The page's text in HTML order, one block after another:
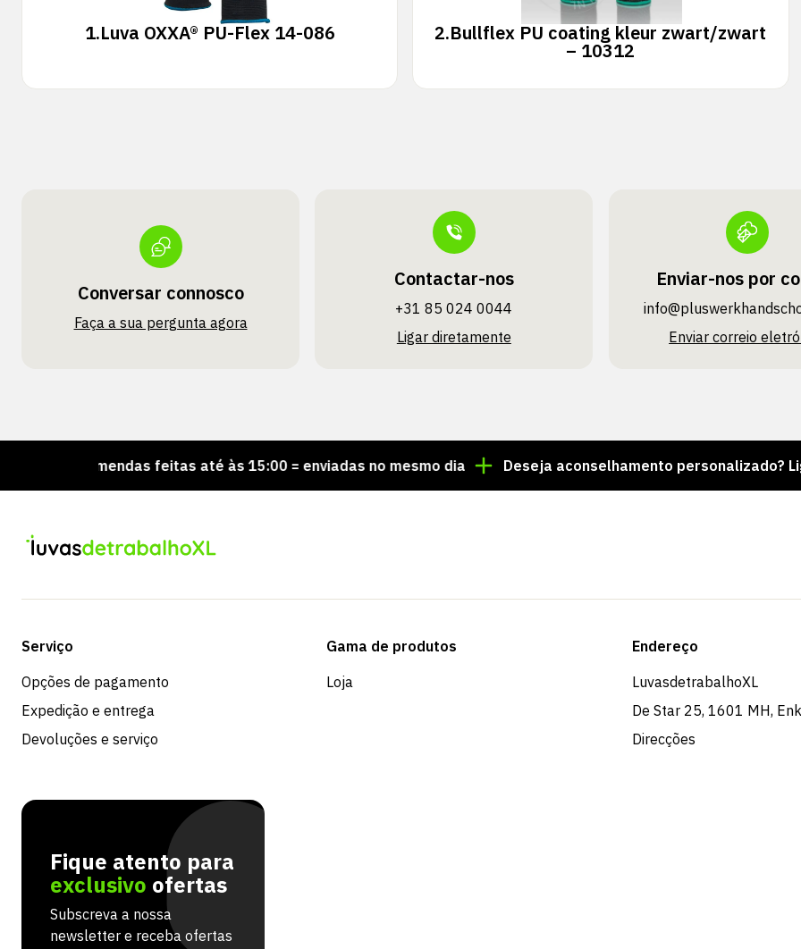
1.Luva OXXA® PU-Flex 14-086 2.Bullflex PU coating kleur zwart/zwart
– 10312
Conversar connosco
Faça a sua pergunta agora
Contactar-nos
+31 85 024 0044
Ligar diretamente
Enviar-nos por
Enviar correio
Encomendas feitas até às 15:00 = enviadas no mesmo dia Deseja aconselhamento personalizado? Ligue
Serviço
Opções de pagamento
Expedição e entrega
Devoluções e serviço
Gama de produtos
Loja
Endereço
LuvasdetrabalhoXL
De Star 25, 1601 MH,
Direcções
Fique atento para
exclusivo ofertas
Subscreva a nossa
newsletter e receba ofertas